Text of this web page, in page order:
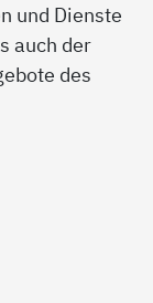
und Dienste
auch der
des